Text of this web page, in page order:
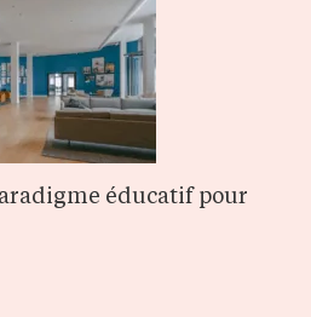
éducatif pour